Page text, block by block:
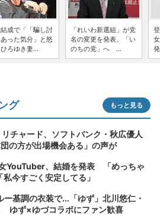
成で「「騙し討
った気分」と怒
ろゆき妻...
「れいわ新選組」が党
名の変更を発表、「い
のちの党」へ ...
グ もっと見る
チャード、ソフトバンク・秋広優人
の方が出場機会ある」の声が
YouTuber、結婚を発表 「めっちゃ
今すごく安定してる」
基調の衣装で...「ゆず」北川悠仁・
ゆず×ゆづコラボにファン歓喜